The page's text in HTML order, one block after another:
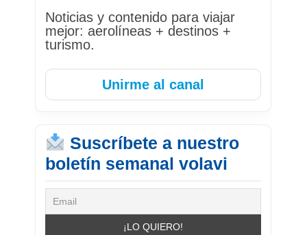
Noticias y contenido para viajar
mejor: aerolíneas + destinos +
turismo.
Unirme al canal
Suscríbete a nuestro
boletín semanal volavi